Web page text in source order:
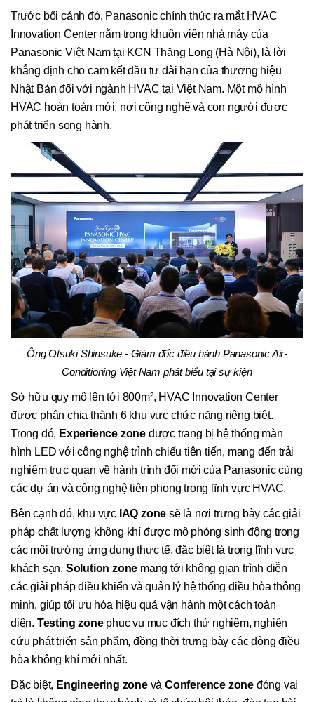
Trước bối cảnh đó, Panasonic chính thức ra mắt HVAC
Innovation Center nằm trong khuôn viên nhà máy của
Panasonic Việt Nam tại KCN Thăng Long (Hà Nội), là lời
khẳng định cho cam kết đầu tư dài hạn của thương hiệu
Nhật Bản đối với ngành HVAC tại Việt Nam. Một mô hình
HVAC hoàn toàn mới, nơi công nghệ và con người được
phát triển song hành.
Ông Otsuki Shinsuke - Giám đốc điều hành Panasonic Air-
Conditioning Việt Nam phát biểu tại sự kiện
Sở hữu quy mô lên tới 800m², HVAC Innovation Center
được phân chia thành 6 khu vực chức năng riêng biệt.
Trong đó, Experience zone được trang bị hệ thống màn
hình LED với công nghệ trình chiếu tiên tiến, mang đến trải
nghiệm trực quan về hành trình đổi mới của Panasonic cùng
các dự án và công nghệ tiên phong trong lĩnh vực HVAC.
Bên cạnh đó, khu vực IAQ zone sẽ là nơi trưng bày các giải
pháp chất lượng không khí được mô phỏng sinh động trong
các môi trường ứng dụng thực tế, đặc biệt là trong lĩnh vực
khách sạn. Solution zone mang tới không gian trình diễn
các giải pháp điều khiển và quản lý hệ thống điều hòa thông
minh, giúp tối ưu hóa hiệu quả vận hành một cách toàn
diện. Testing zonephục vụ mục đích thử nghiệm, nghiên
cứu phát triển sản phẩm, đồng thời trưng bày các dòng điều
hòa không khí mới nhất.
Đặc biệt, Engineering zone vàConference zone đóng vai